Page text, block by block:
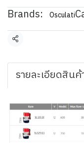
Brands:
Osculati
Share
รายละเอียดสินค้